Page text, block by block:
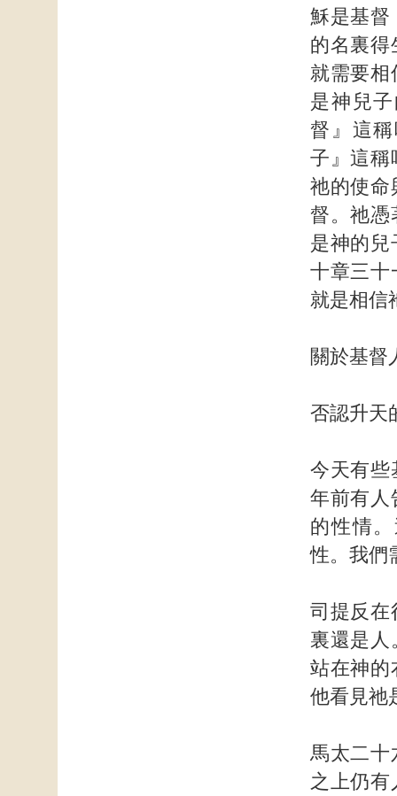
穌是基督
的名裏得
就需要相
是神兒
督』這
子』這稱
祂的使命
督。祂憑
是神的兒
十章三十
就是相信
關於基督
否認升天
今天有些
年前有人
的性情
性。我們
司提反在
裏還是人
站在神的
他看見祂
馬太二十
之上仍